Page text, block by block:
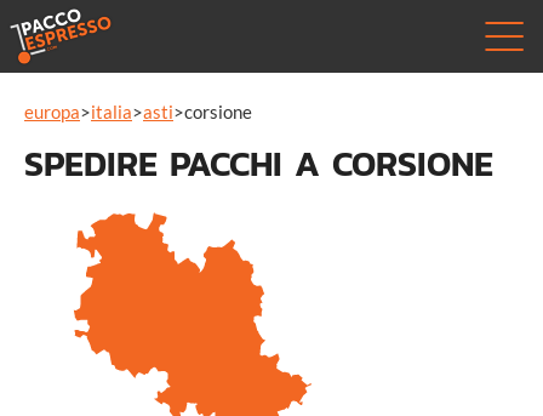
europa>italia>asti>corsione
SPEDIRE PACCHI A CORSIONE